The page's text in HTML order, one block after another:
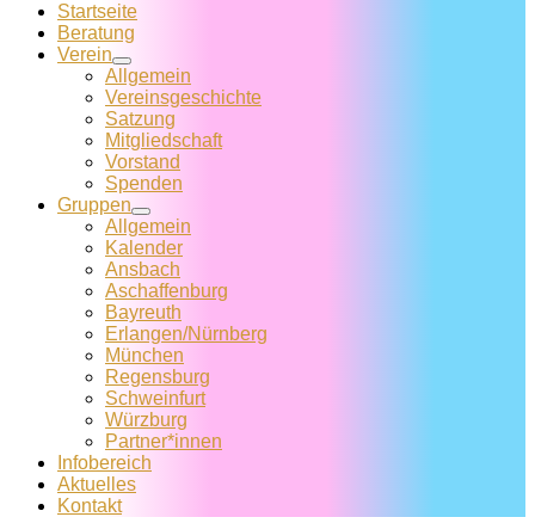
Startseite
Beratung
Verein
Allgemein
Vereins­geschichte
Satzung
Mitglied­schaft
Vorstand
Spenden
Gruppen
Allgemein
Kalender
Ansbach
Aschaffenburg
Bayreuth
Erlangen/Nürnberg
München
Regensburg
Schweinfurt
Würzburg
Partner*innen
Infobereich
Aktuelles
Kontakt